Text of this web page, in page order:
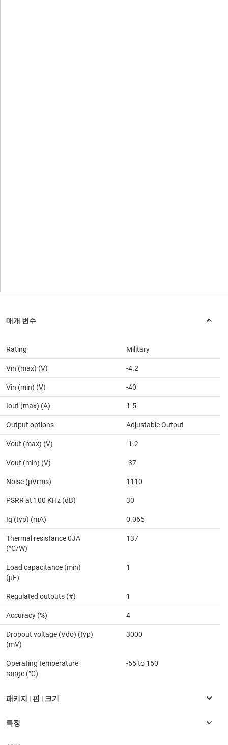
Rating Military
Vin (max) (V) -4.2
Vin (min) (V) -40
Iout (max) (A) 1.5
Output options Adjustable Output
Vout (max) (V) -1.2
Vout (min) (V) -37
Noise (µVrms) 1110
PSRR at 100 KHz (dB) 30
Iq (typ) (mA) 0.065
Thermal resistance θJA
(°C/W)
137
Load capacitance (min)
(µF)
1
Regulated outputs (#) 1
Accuracy (%) 4
Dropout voltage (Vdo) (typ)
(mV)
3000
Operating temperature
range (°C)
-55 to 150